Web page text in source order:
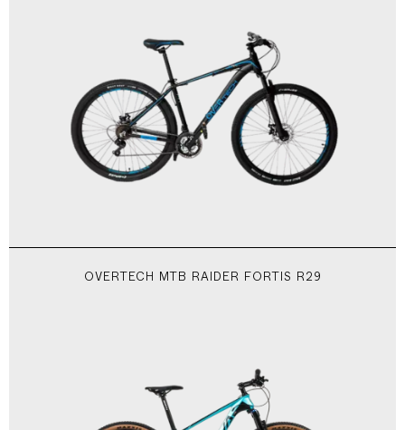
OVERTECH MTB RAIDER FORTIS R29